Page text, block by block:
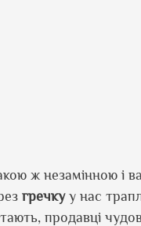
ж незамінною і
гречкуу нас
продавці